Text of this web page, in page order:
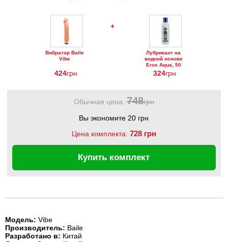
Вибратор Baile
Vibe
424грн
+
Лубрикант на
водной основе
Eros Aqua, 50
мл
324грн
Обычная цена: 748грн
Вы экономите 20 грн
Цена комплекта: 728 грн
Купить комплект
Модель: Vibe
Производитель: Baile
Разработано в: Китай